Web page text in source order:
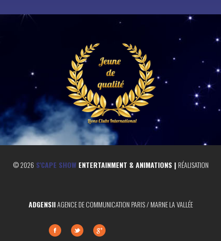
©2026 S'CAPE SHOWENTERTAINMENT & ANIMATIONS | RÉALISATION
ADGENSIIAGENCE DE COMMUNICATION PARIS / MARNE LA VALLÉE